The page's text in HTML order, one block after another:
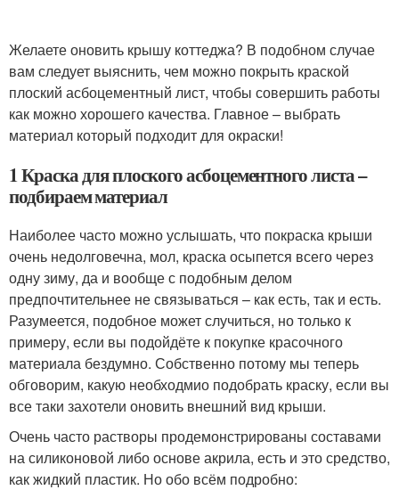
Желаете оновить крышу коттеджа? В подобном случае
вам следует выяснить, чем можно покрыть краской
плоский асбоцементный лист, чтобы совершить работы
как можно хорошего качества. Главное – выбрать
материал который подходит для окраски!
1 Краска для плоского асбоцементного листа –
подбираем материал
Наиболее часто можно услышать, что покраска крыши
очень недолговечна, мол, краска осыпется всего через
одну зиму, да и вообще с подобным делом
предпочтительнее не связываться – как есть, так и есть.
Разумеется, подобное может случиться, но только к
примеру, если вы подойдёте к покупке красочного
материала бездумно. Собственно потому мы теперь
обговорим, какую необходмио подобрать краску, если вы
все таки захотели оновить внешний вид крыши.
Очень часто растворы продемонстрированы составами
на силиконовой либо основе акрила, есть и это средство,
как жидкий пластик. Но обо всём подробно: